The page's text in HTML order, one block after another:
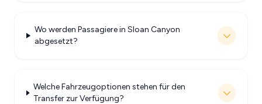
Wo werden Passagiere in Sloan Canyon
abgesetzt?
Welche Fahrzeugoptionen stehen für den
Transfer zur Verfügung?